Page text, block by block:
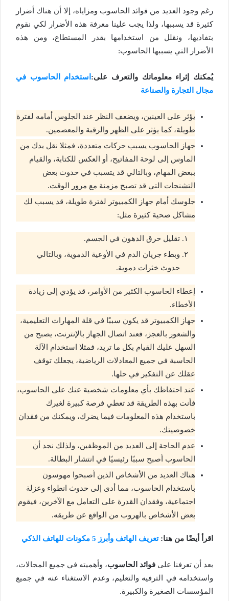
رغم وجود العديد من فوائد الحاسوب ومزاياه، إلا أن هناك أضرار
كثيرة قد يسببها، ولذا يجب علينا معرفة هذه الأضرار لكي نقوم
بتفاديها، ونقلل من استخدامها بقدر المستطاع، ومن هذه
الأضرار التي يسببها الحاسوب:
يُمكنك إثراء معلوماتك والتعرف على: استخدام الحاسوب في
مجال التجارة والصناعة
يؤثر على العينين، ويضعف النظر عند الجلوس أمامه لفترة
طويلة، كما يؤثر على الظهر والرقبة والمعصمين.
جهاز الحاسوب يسبب حركات متعددة، فمثلا نقل يدك من
الماوس إلى لوحة المفاتيح، أو العكس للكتابة، والقيام
ببعض المهام، وبالتالي قد يتسبب في حدوث بعض
التشنجات التي قد تصبح مزمنة مع مرور الوقت.
جلوسك أمام جهاز الكمبيوتر لفترة طويلة، قد يسبب لك
مشاكل صحية كثيرة مثل:
تقليل حرق الدهون في الجسم.
وبطء جريان الدم في الأوعية الدموية، وبالتالي
حدوث خثرات دموية.
إعطاء الحاسوب الكثير من الأوامر، قد يؤدي إلى زيادة
الأخطاء.
جهاز الكمبيوتر قد يكون سببًا في قلة المهارات التعليمية،
والشعور بالعجز، فعند اتصال الجهاز بالإنترنت، يصبح من
السهل عليك القيام بكل ما تريد، فمثلا استخدام الآلة
الحاسبة في جميع المعادلات الرياضية، يجعلك توقف
عقلك عن التفكير في حلها.
عند احتفاظك بأي معلومات شخصية عنك على الحاسوب،
فأنت بهذه الطريقة قد تعطي فرصة كبيرة لغيرك
باستخدام هذه المعلومات فيما يضرك، ويمكنك من فقدان
خصوصيتك.
عدم الحاجة إلى العديد من الموظفين، ولذلك نجد أن
الحاسوب أصبح سببًا رئيسيًا في انتشار البطالة.
هناك العديد من الأشخاص الذين أصبحوا مهوسون
باستخدام الحاسوب، مما أدى إلى حدوث انطواء وعزلة
اجتماعية، وفقدان القدرة على التعامل مع الآخرين، فيقوم
بعض الأشخاص بالهروب من الواقع عن طريقه.
اقرأ أيضًا من هنا:تعريف الهاتف وأبرز 5 مكونات للهاتف الذكي
بعد أن تعرفنا على فوائد الحاسوب، وأهميته في جميع المجالات،
واستخدامه في الترفيه والتعليم، وعدم الاستغناء عنه في جميع
المؤسسات الصغيرة والكبيرة.